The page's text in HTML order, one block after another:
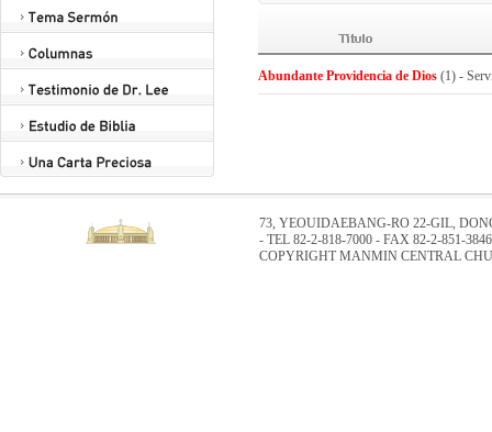
Abundante Providencia de Dios (1) -
73, YEOUIDAEBANG-RO 22-GIL,
- TEL 82-2-818-7000 - FAX 82-2-851-3846
COPYRIGHT MANMIN CENTRAL